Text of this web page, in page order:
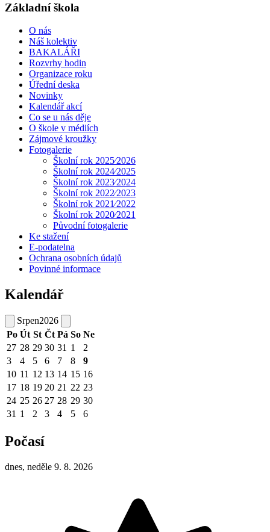
Základní škola
O nás
Náš kolektiv
BAKALÁŘI
Rozvrhy hodin
Organizace roku
Úřední deska
Novinky
Kalendář akcí
Co se u nás děje
O škole v médiích
Zájmové kroužky
Fotogalerie
Školní rok 2025⁄2026
Školní rok 2024⁄2025
Školní rok 2023⁄2024
Školní rok 2022⁄2023
Školní rok 2021⁄2022
Školní rok 2020⁄2021
Původní fotogalerie
Ke stažení
E-podatelna
Ochrana osobních údajů
Povinné informace
Kalendář
Srpen2026
Po Út St Čt Pá So Ne
27 28 29 30 31 1
2
3
4 5 6 7 8
9
10 11 12 13 14 15 16
17 18 19 20 21 22 23
24 25 26 27 28 29 30
31 1 2 3 4 5 6
Počasí
dnes, neděle 9. 8. 2026